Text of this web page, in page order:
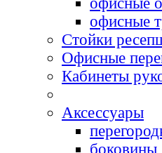
офисные
Cтойки
Офисные
Кабинеты
Аксессуары
боковины